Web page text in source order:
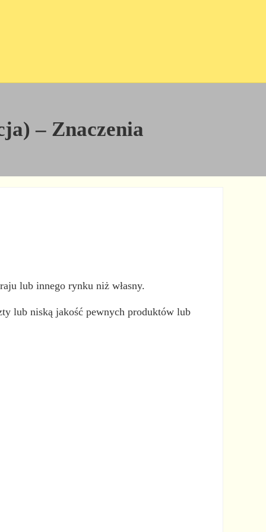
– Znaczenia
lub innego rynku niż własny.
lub niską jakość pewnych produktów lub